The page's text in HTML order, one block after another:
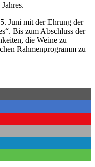
Juni mit der Ehrung der
Bis zum Abschluss der
die Weine zu
Rahmenprogramm zu